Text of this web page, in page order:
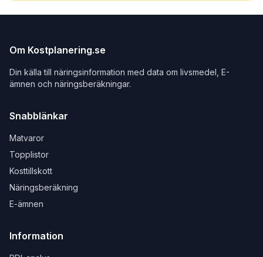
Om Kostplanering.se
Din källa till näringsinformation med data om livsmedel, E-
ämnen och näringsberäkningar.
Snabblänkar
Matvaror
Topplistor
Kosttillskott
Näringsberäkning
E-ämnen
Information